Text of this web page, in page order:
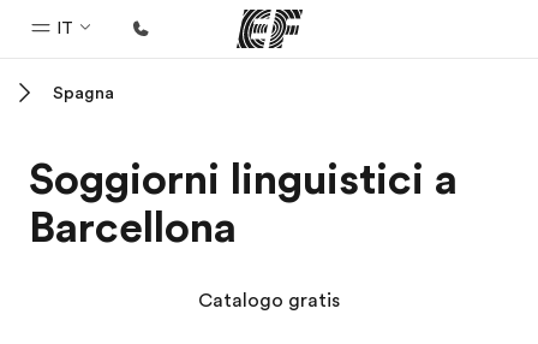
IT
Programmi
Vedi la nostra offerta
Spagna
Soggiorni linguistici a
Barcellona
Catalogo gratis